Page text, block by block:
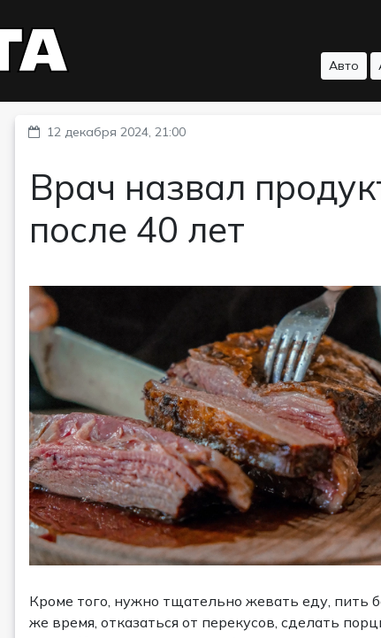
Авто
12 декабря 2024, 21:00
Врач назвал
после 40 лет
Кроме того, нужно тщательно жевать еду, пить
же время, отказаться от перекусов, сделать